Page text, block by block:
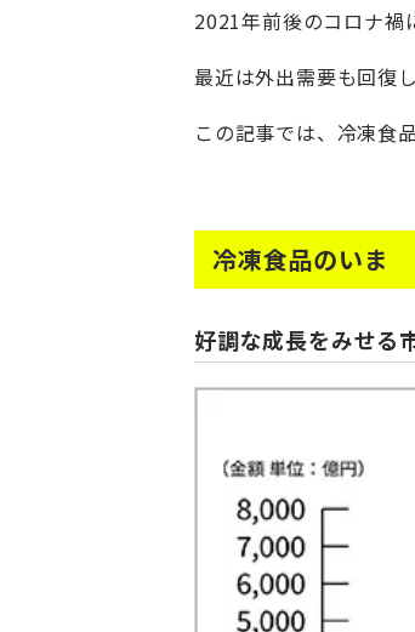
2021年前後のコロナ禍
最近は外出需要も回復
この記事では、冷凍食
冷凍食品のいま
好調な成長をみせる